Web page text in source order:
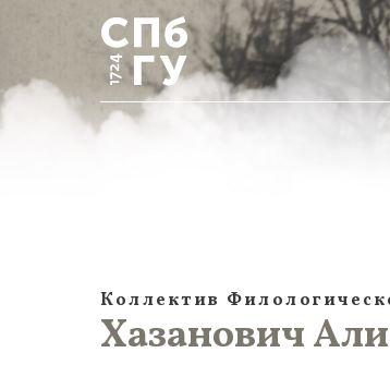
Коллектив
Хазанович